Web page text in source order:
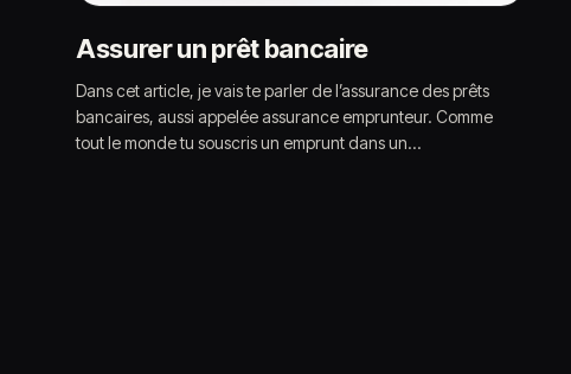
Assurer un prêt bancaire
Dans cet article, je vais te parler de l’assurance des prêts
bancaires, aussi appelée assurance emprunteur. Comme
tout le monde tu souscris un emprunt dans un…